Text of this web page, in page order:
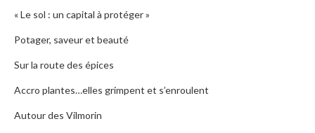
« Le sol : un capital à protéger »
Potager, saveur et beauté
Sur la route des épices
Accro plantes…elles grimpent et s’enroulent
Autour des Vilmorin